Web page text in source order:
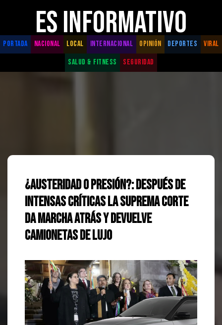
ES INFORMATIVO
PORTADA NACIONAL LOCAL INTERNACIONAL OPINIÓN DEPORTES
VIRAL
SALUD & FITNESS
SEGURIDAD
¿Austeridad o presión?: Después de
intensas críticas la Suprema Corte
da marcha atrás y devuelve
camionetas de lujo